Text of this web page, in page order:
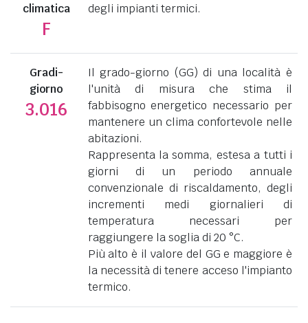
climatica
F
degli impianti termici.
Gradi-
giorno
3.016
Il grado-giorno (GG) di una località è
l'unità di misura che stima il
fabbisogno energetico necessario per
mantenere un clima confortevole nelle
abitazioni.
Rappresenta la somma, estesa a tutti i
giorni di un periodo annuale
convenzionale di riscaldamento, degli
incrementi medi giornalieri di
temperatura necessari per
raggiungere la soglia di 20 °C.
Più alto è il valore del GG e maggiore è
la necessità di tenere acceso l'impianto
termico.